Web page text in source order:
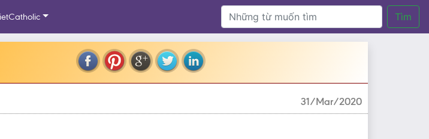
Tìm
31/Mar/2020